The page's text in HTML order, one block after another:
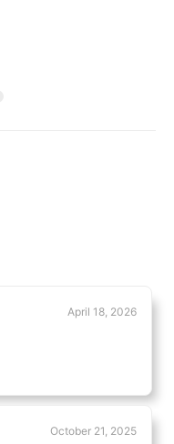
April 18, 2026
October 21, 2025